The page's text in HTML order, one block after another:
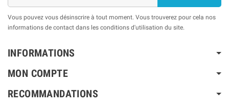
Vous pouvez vous désinscrire à tout moment. Vous trouverez pour cela nos
informations de contact dans les conditions d'utilisation du site.
INFORMATIONS
MON COMPTE
RECOMMANDATIONS